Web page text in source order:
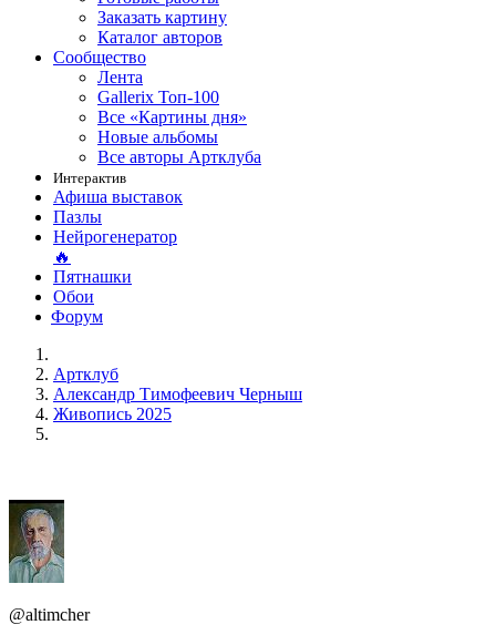
Заказать картину
Каталог авторов
Сообщество
Лента
Gallerix Топ-100
Все «Картины дня»
Новые альбомы
Все авторы Артклуба
Интерактив
Афиша выставок
Пазлы
Нейрогенератор
🔥
Пятнашки
Обои
Форум
Артклуб
Александр Тимофеевич Черныш
Живопись 2025
@altimcher